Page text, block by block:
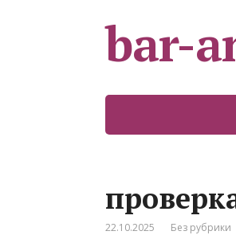
bar-
22.10.2025 Без рубрики